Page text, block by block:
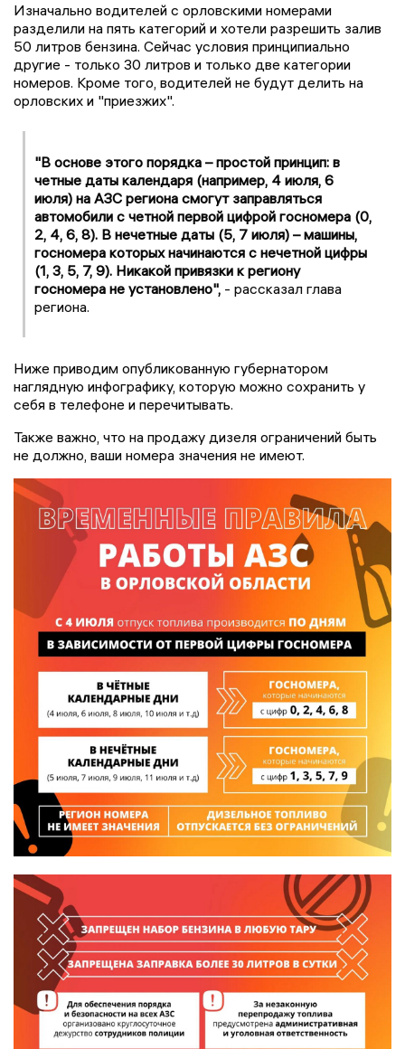
Изначально водителей с орловскими номерами
разделили на пять категорий и хотели разрешить залив
50 литров бензина. Сейчас условия принципиально
другие - только 30 литров и только две категории
номеров. Кроме того, водителей не будут делить на
орловских и "приезжих".
"В основе этого порядка – простой принцип: в
четные даты календаря (например, 4 июля, 6
июля) на АЗС региона смогут заправляться
автомобили с четной первой цифрой госномера (0,
2, 4, 6, 8). В нечетные даты (5, 7 июля) – машины,
госномера которых начинаются с нечетной цифры
(1, 3, 5, 7, 9). Никакой привязки к региону
госномера не установлено", - рассказал глава
региона.
Ниже приводим опубликованную губернатором
наглядную инфографику, которую можно сохранить у
себя в телефоне и перечитывать.
Также важно, что на продажу дизеля ограничений быть
не должно, ваши номера значения не имеют.